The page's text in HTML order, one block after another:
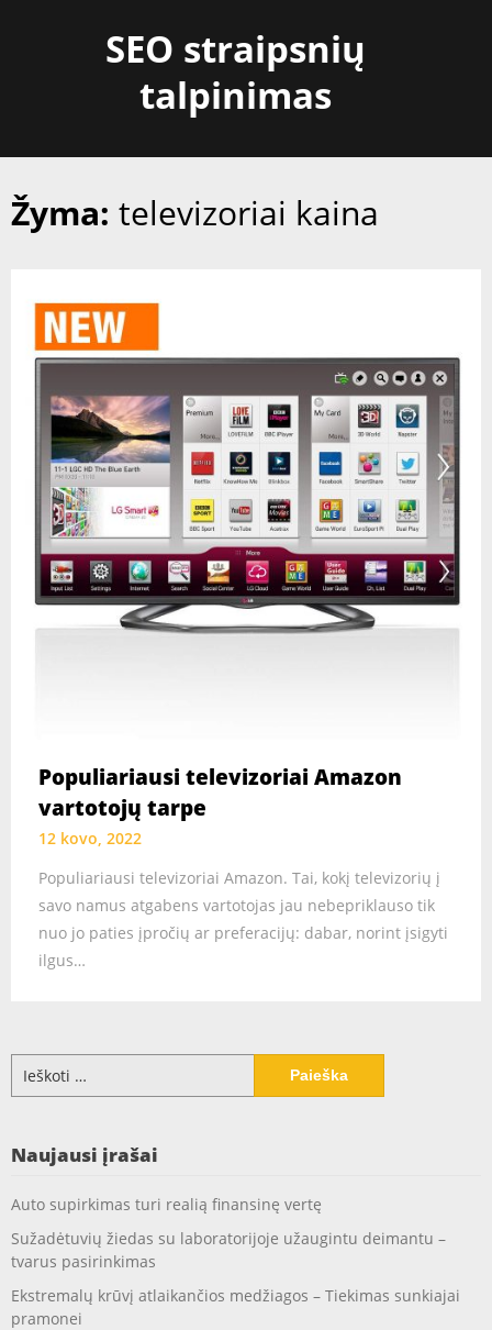
SEO straipsnių
talpinimas
Žyma: televizoriai kaina
Populiariausi televizoriai Amazon
vartotojų tarpe
12 kovo, 2022
Populiariausi televizoriai Amazon. Tai, kokį televizorių į
savo namus atgabens vartotojas jau nebepriklauso tik
nuo jo paties įpročių ar preferacijų: dabar, norint įsigyti
ilgus…
Ieškoti:
Naujausi įrašai
Auto supirkimas turi realią finansinę vertę
Sužadėtuvių žiedas su laboratorijoje užaugintu deimantu –
tvarus pasirinkimas
Ekstremalų krūvį atlaikančios medžiagos – Tiekimas sunkiajai
pramonei